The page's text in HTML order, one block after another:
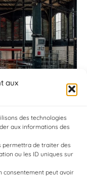
aux
des technologies
aux informations des
permettra de traiter des
ou les ID uniques sur
consentement peut avoir